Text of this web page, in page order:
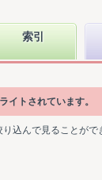
索引
イトされています。
込んで見ることがで